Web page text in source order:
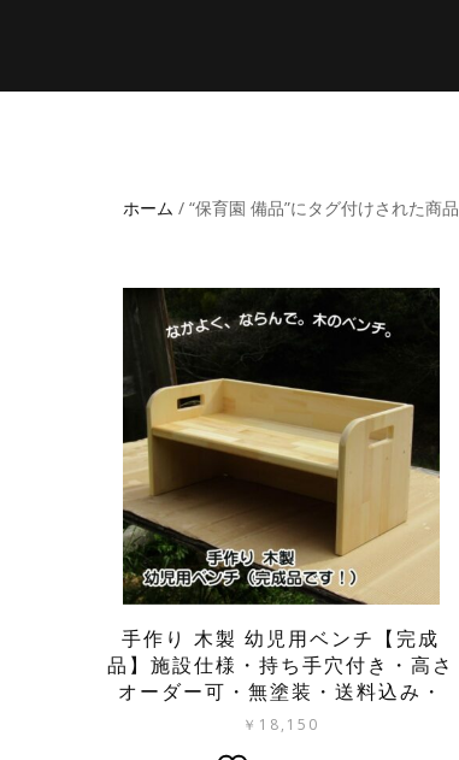
ホーム / “保育園 備品”にタグ付けされた商品
手作り 木製 幼児用ベンチ【完成
品】施設仕様・持ち手穴付き・高さ
オーダー可・無塗装・送料込み・
￥ 18,150